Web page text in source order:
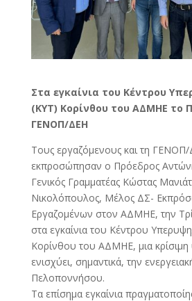
Στα εγκαίνια του Κέντρου
(ΚΥΤ) Κορίνθου του ΑΔΜΗΕ το
ΓΕΝΟΠ/ΔΕΗ
Τους εργαζόμενους και τη
εκπροσώπησαν ο Πρόεδρος
Γενικός Γραμματέας Κώστας
Νικολόπουλος, Μέλος ΔΣ-
Εργαζομένων στον ΑΔΜΗΕ, την
στα εγκαίνια του Κέντρου
Κορίνθου του ΑΔΜΗΕ, μια
ενισχύει, σημαντικά, την
Πελοποννήσου.
Τα επίσημα εγκαίνια